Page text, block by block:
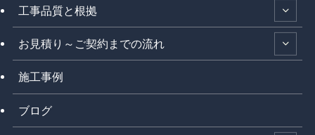
工事品質と根拠
お見積り～ご契約までの流れ
施工事例
ブログ